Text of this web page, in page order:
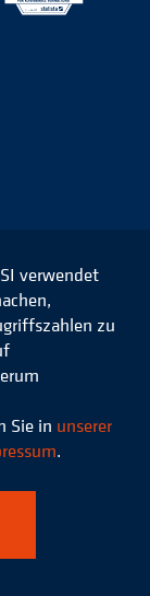
Das
Xing
verwendet
zu
Sie in unserer
.